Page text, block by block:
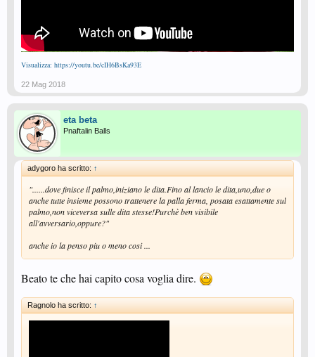
Visualizza: https://youtu.be/cIH6BsKa93E
22 Mag 2018
eta beta
Pnaftalin Balls
adygoro ha scritto: ↑
"......dove finisce il palmo,iniziano le dita.Fino al lancio le dita,uno,due o
anche tutte insieme possono trattenere la palla ferma, posata esattamente sul
palmo,non viceversa sulle dita stesse!Purchè ben visibile
all'avversario,oppure?"
anche io la penso piu o meno cosi ...
Beato te che hai capito cosa voglia dire.
Ragnolo ha scritto: ↑